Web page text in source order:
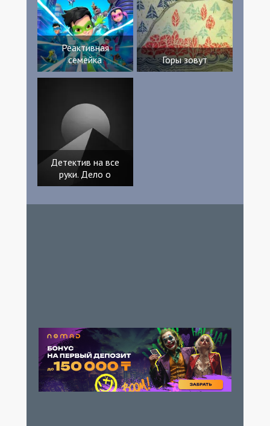
Реактивная
семейка
Горы зовут
Детектив на все
руки. Дело о